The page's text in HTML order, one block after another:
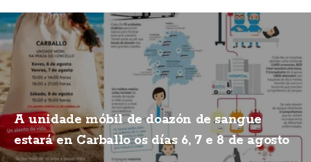
A unidade móbil de doazón de sangue
estará en Carballo os días 6, 7 e 8 de agosto